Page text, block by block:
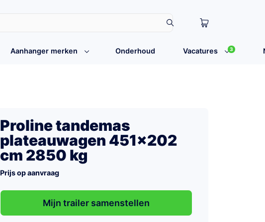
Aanhanger merken Onderhoud Vacatures 3
Proline tandemas
plateauwagen 451×202
cm 2850 kg
Prijs op aanvraag
Mijn trailer samenstellen